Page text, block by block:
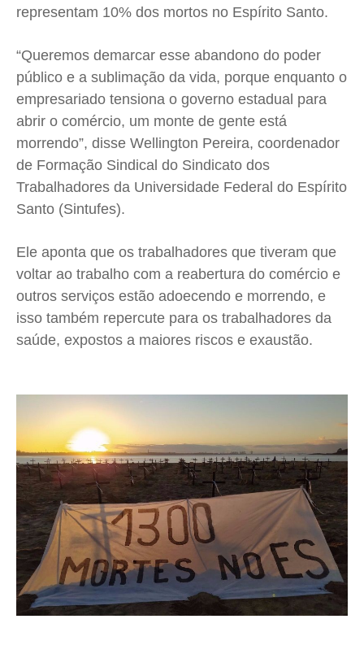
Expediente
Contato
Anuncie
Termos de Uso
Privacidade
Expediente
Contato
Anuncie
Termos de Uso
Privacidade
Expediente
Contato
Anuncie
Termos de Uso
Privacidade
Expediente
Contato
Anuncie
Termos de Uso
Privacidade
representam 10% dos mortos no Espírito Santo.
“Queremos demarcar esse abandono do poder
público e a sublimação da vida, porque enquanto o
empresariado tensiona o governo estadual para
abrir o comércio, um monte de gente está
morrendo”, disse Wellington Pereira, coordenador
de Formação Sindical do Sindicato dos
Trabalhadores da Universidade Federal do Espírito
Santo (Sintufes).
Ele aponta que os trabalhadores que tiveram que
voltar ao trabalho com a reabertura do comércio e
outros serviços estão adoecendo e morrendo, e
isso também repercute para os trabalhadores da
saúde, expostos a maiores riscos e exaustão.